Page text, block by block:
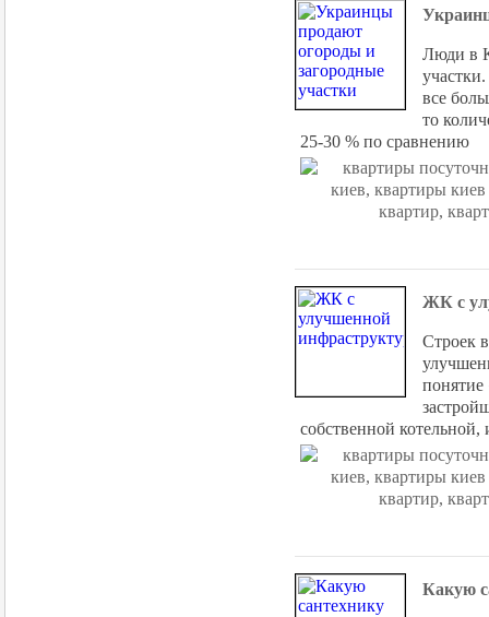
Люди в
все
то
25-30 % по сравнению
ЖК с
Строек
понятие
собственной котельной,
Какую